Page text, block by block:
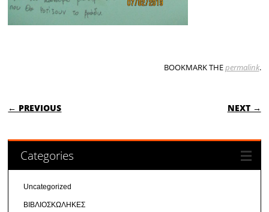
BOOKMARK THEpermalink.
POST NAVIGATION
← PREVIOUS NEXT →
Categories
Uncategorized
ΒΙΒΛΙΟΣΚΩΛΗΚΕΣ